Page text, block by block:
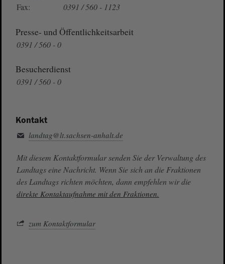
Fax:
0391 / 560 - 1123
Presse- und Öffentlichkeitsarbeit
0391 / 560 - 0
Besucherdienst
0391 / 560 - 0
Kontakt
landtag@lt.sachsen-anhalt.de
Mit diesem Kontaktformular senden Sie der Verwaltung des
Landtags eine Nachricht. Wenn Sie sich an die Fraktionen
des Landtags richten möchten, dann empfehlen wir die
direkte Kontaktaufnahme mit den Fraktionen.
zum Kontaktformular